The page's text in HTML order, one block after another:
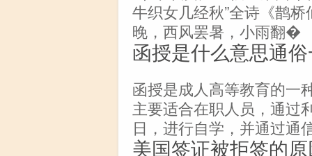
牛织女几经秋”全诗《鹊
晚，西风罢暑，小雨翻�
函授是什么意思通
函授是成人高等教育的一
主要适合在职人员，通过
日，进行自学，并通过通
美国签证被拒签的